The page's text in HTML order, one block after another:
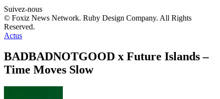
Suivez-nous
© Foxiz News Network. Ruby Design Company. All Rights
Reserved.
Actus
BADBADNOTGOOD x Future Islands –
Time Moves Slow